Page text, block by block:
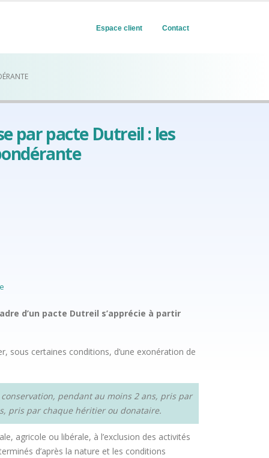
Espace client Contact
par pacte Dutreil : les
d’un pacte Dutreil s’apprécie à partir
sous certaines conditions, d’une exonération de
pendant au moins 2 ans, pris par
pris par chaque héritier ou donataire.
agricole ou libérale, à l’exclusion des activités
d’après la nature et les conditions